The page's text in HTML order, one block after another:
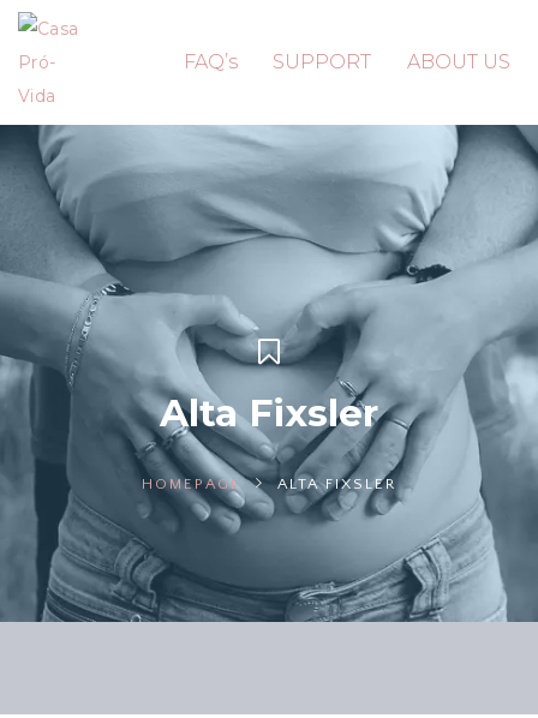
FAQ’s SUPPORT ABOUT US
Alta Fixsler
HOMEPAGE ALTA FIXSLER